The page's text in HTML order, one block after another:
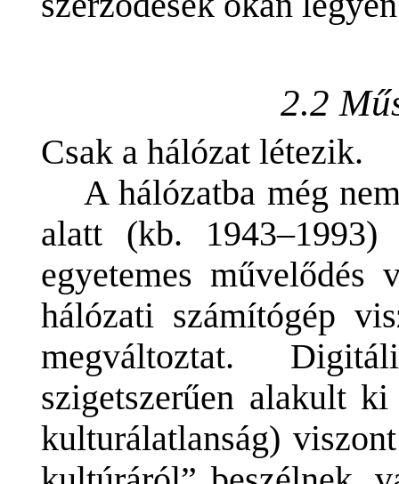
2.2
Csak a hálózat létezik.
A hálózatba még
alatt (kb.
egyetemes művelődés
hálózati számítógép
megváltoztat.
szigetszerűen alakult
kulturálatlanság)